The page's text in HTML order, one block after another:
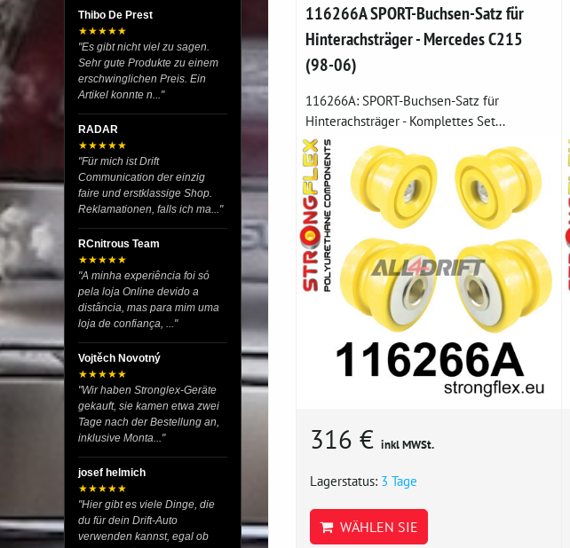
116266A SPORT-Buchsen-Satz für
Hinterachsträger - Mercedes C215
(98-06)
116266A: SPORT-Buchsen-Satz für
Hinterachsträger - Komplettes Set...
316 € inkl MWSt.
Lagerstatus: 3 Tage
WÄHLEN SIE
Thibo De Prest
★★★★★
"Es gibt nicht viel zu sagen.
Sehr gute Produkte zu einem
erschwinglichen Preis. Ein
Artikel konnte n..."
RADAR
★★★★★
"Für mich ist Drift
Communication der einzig
faire und erstklassige Shop.
Reklamationen, falls ich ma..."
RCnitrous Team
★★★★★
"A minha experiência foi só
pela loja Online devido a
distância, mas para mim uma
loja de confiança, ..."
Vojtěch Novotný
★★★★★
"Wir haben Stronglex-Geräte
gekauft, sie kamen etwa zwei
Tage nach der Bestellung an,
inklusive Monta..."
josef helmich
★★★★★
"Hier gibt es viele Dinge, die
du für dein Drift-Auto
verwenden kannst, egal ob